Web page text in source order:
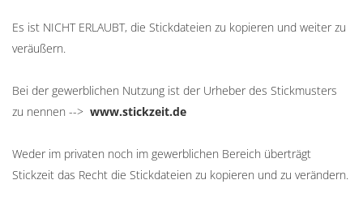
Es ist NICHT ERLAUBT, die Stickdateien zu kopieren und weiter zu
veräußern.
Bei der gewerblichen Nutzung ist der Urheber des Stickmusters
zu nennen --> www.stickzeit.de
Weder im privaten noch im gewerblichen Bereich überträgt
Stickzeit das Recht die Stickdateien zu kopieren und zu verändern.